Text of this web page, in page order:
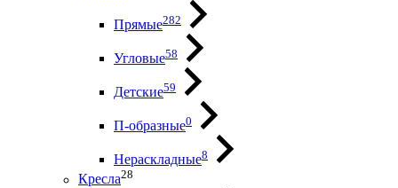
Прямые282
Угловые58
Детские59
П-образные0
Нераскладные8
Кресла28